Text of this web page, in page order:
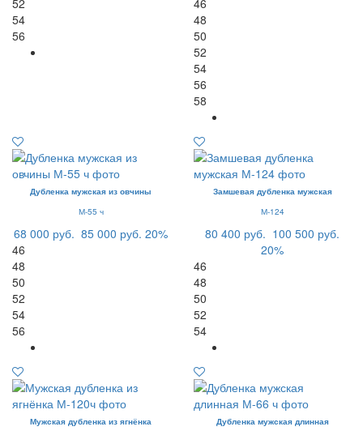
52
54
56
46
48
50
52
54
56
58
Дубленка мужская из овчины
М-55 ч
68 000 руб. 85 000 руб. 20%
46
48
50
52
54
56
Замшевая дубленка мужская
М-124
80 400 руб. 100 500 руб.
20%
46
48
50
52
54
Мужская дубленка из ягнёнка
Дубленка мужская длинная